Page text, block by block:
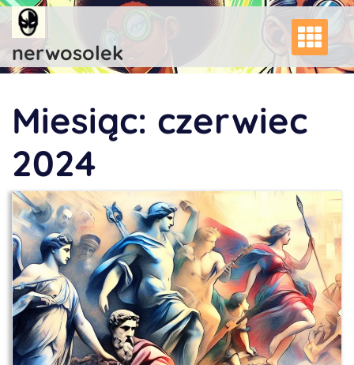
Skip
content
nerwosolek
Miesiąc: czerwiec
2024